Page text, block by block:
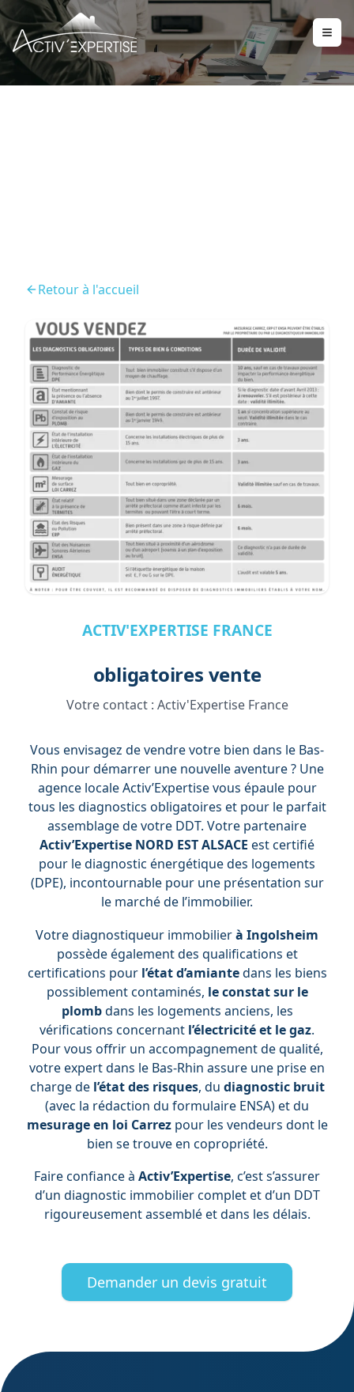
Retour à l'accueil
ACTIV'EXPERTISE FRANCE
obligatoires vente
Votre contact : Activ'Expertise France
Vous envisagez de vendre votre bien dans le Bas-
Rhin pour démarrer une nouvelle aventure ? Une
agence locale Activ’Expertise vous épaule pour
tous les diagnostics obligatoires et pour le parfait
assemblage de votre DDT. Votre partenaire
Activ’Expertise NORD EST ALSACE est certifié
pour le diagnostic énergétique des logements
(DPE), incontournable pour une présentation sur
le marché de l’immobilier.
Votre diagnostiqueur immobilierà Ingolsheim
possède également des qualifications et
certifications pour l’état d’amiantedans les biens
possiblement contaminés, le constat sur le
plombdans les logements anciens, les
vérifications concernant l’électricité et le gaz.
Pour vous offrir un accompagnement de qualité,
votre expert dans le Bas-Rhin assure une prise en
charge de l’état des risques, du diagnostic bruit
(avec la rédaction du formulaire ENSA) et du
mesurage en loi Carrezpour les vendeurs dont le
bien se trouve en copropriété.
Faire confiance à Activ’Expertise, c’est s’assurer
d’un diagnostic immobilier complet et d’un DDT
rigoureusement assemblé et dans les délais.
Demander un devis gratuit